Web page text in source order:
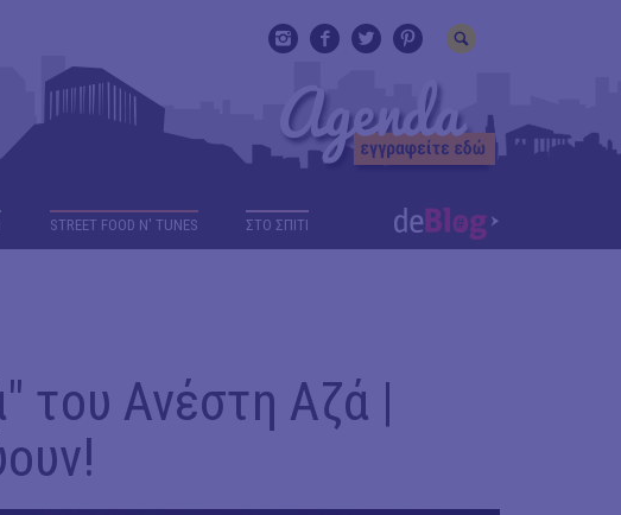
STREET FOOD N' TUNES ΣΤΟ ΣΠΙΤΙ
του Ανέστη Αζά |